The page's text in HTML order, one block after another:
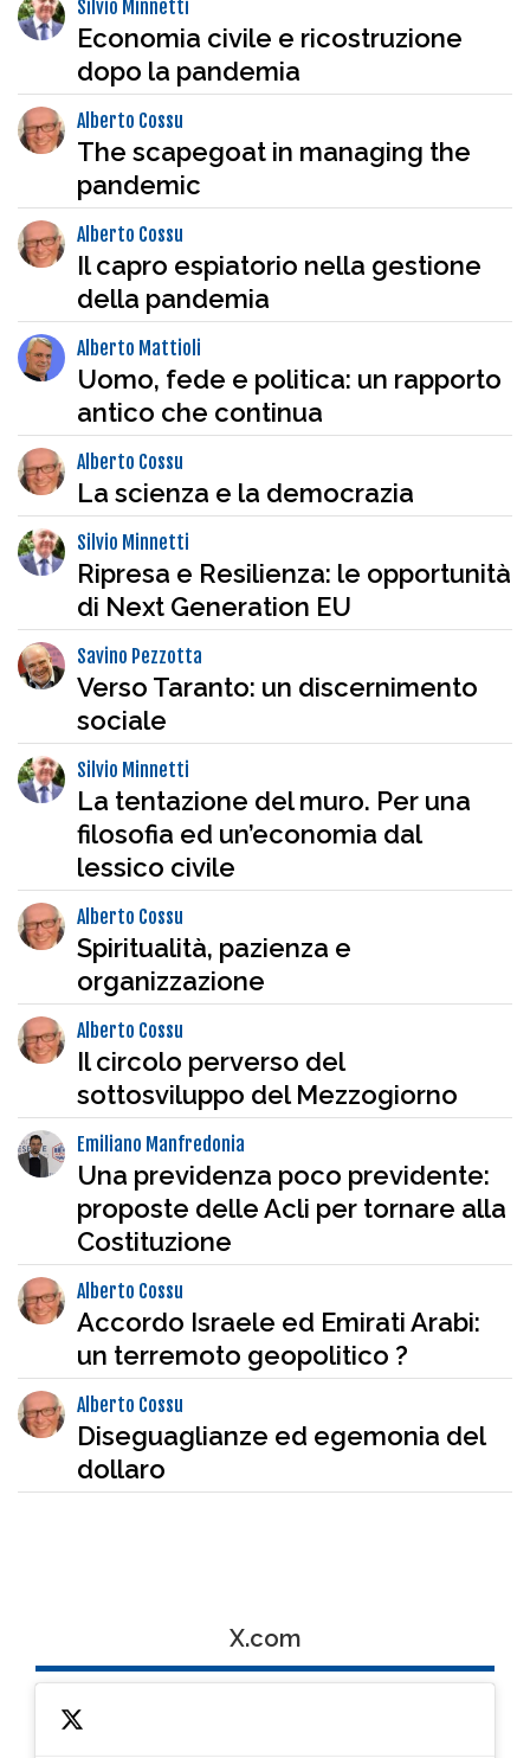
Silvio Minnetti
Economia civile e ricostruzione
dopo la pandemia
Alberto Cossu
The scapegoat in managing the
pandemic
Alberto Cossu
Il capro espiatorio nella gestione
della pandemia
Alberto Mattioli
Uomo, fede e politica: un rapporto
antico che continua
Alberto Cossu
La scienza e la democrazia
Silvio Minnetti
Ripresa e Resilienza: le opportunità
di Next Generation EU
Savino Pezzotta
Verso Taranto: un discernimento
sociale
Silvio Minnetti
La tentazione del muro. Per una
filosofia ed un’economia dal
lessico civile
Alberto Cossu
Spiritualità, pazienza e
organizzazione
Alberto Cossu
Il circolo perverso del
sottosviluppo del Mezzogiorno
Emiliano Manfredonia
Una previdenza poco previdente:
proposte delle Acli per tornare alla
Costituzione
Alberto Cossu
Accordo Israele ed Emirati Arabi:
un terremoto geopolitico ?
Alberto Cossu
Diseguaglianze ed egemonia del
dollaro
X.com